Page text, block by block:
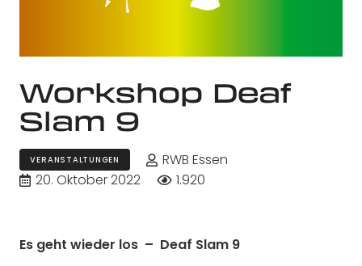
Workshop Deaf
Slam 9
VERANSTALTUNGEN
RWB Essen
20. Oktober 2022
1.920
Es geht wieder los – Deaf Slam 9